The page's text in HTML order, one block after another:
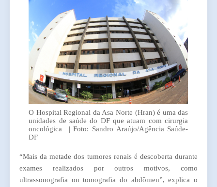
O Hospital Regional da Asa Norte (Hran) é uma das
unidades de saúde do DF que atuam com cirurgia
oncológica | Foto: Sandro Araújo/Agência Saúde-
DF
“Mais da metade dos tumores renais é descoberta durante
exames realizados por outros motivos, como
ultrassonografia ou tomografia do abdômen”, explica o